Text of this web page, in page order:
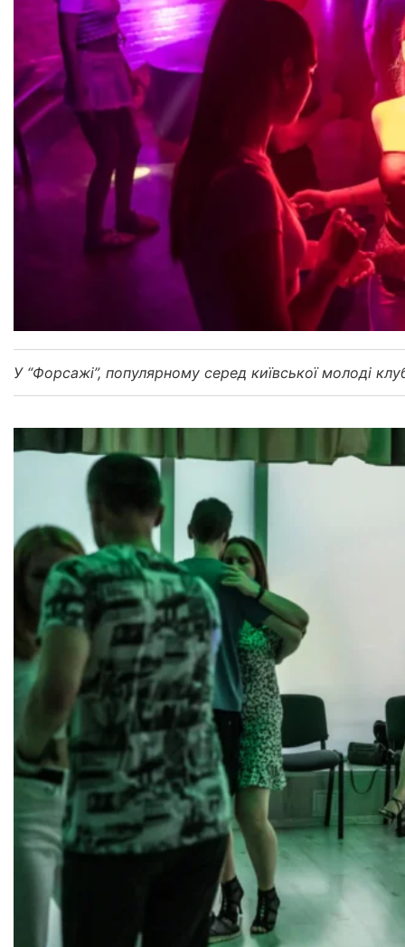
У “Форсажі”, популярному серед київської молоді